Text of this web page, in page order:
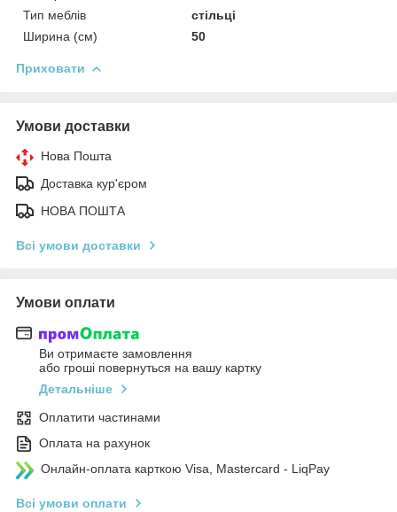
Тип меблів
стільці
Ширина (см)
50
Приховати
Умови доставки
Нова Пошта
Доставка кур'єром
НОВА ПОШТА
Всі умови доставки
Умови оплати
Ви отримаєте замовлення
або гроші повернуться на вашу картку
Детальніше
Оплатити частинами
Оплата на рахунок
Онлайн-оплата карткою Visa, Mastercard - LiqPay
Всі умови оплати